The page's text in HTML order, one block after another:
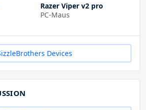
Razer Viper v2 pro
PC-Maus
Devices